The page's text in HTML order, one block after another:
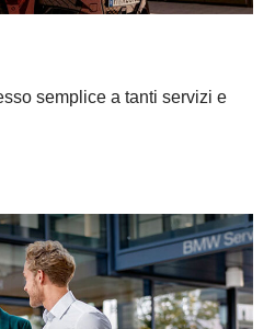
semplice a tanti servizi e